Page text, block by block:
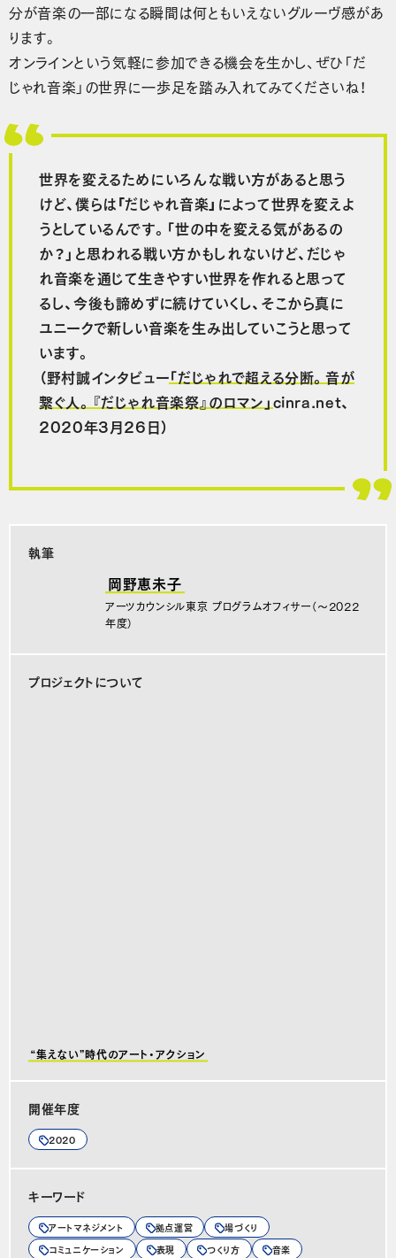
分が音楽の一部になる瞬間は何ともいえないグルーヴ感があ
ります。
オンラインという気軽に参加できる機会を生かし、ぜひ「だ
じゃれ音楽」の世界に一歩足を踏み入れてみてくださいね！
世界を変えるためにいろんな戦い方があると思う
けど、僕らは「だじゃれ音楽」によって世界を変えよ
うとしているんです。「世の中を変える気があるの
か？」と思われる戦い方かもしれないけど、だじゃ
れ音楽を通じて生きやすい世界を作れると思って
るし、今後も諦めずに続けていくし、そこから真に
ユニークで新しい音楽を生み出していこうと思って
います。
（野村誠インタビュー「だじゃれで超える分断。音が
繋ぐ人。『だじゃれ音楽祭』のロマン」cinra.net、
2020年3月26日）
執筆
岡野恵未子
アーツカウンシル東京 プログラムオフィサー（〜2022
年度）
プロジェクトについて
“集えない”時代のアート・アクション
開催年度
2020
キーワード
アートマネジメント 拠点運営
場づくり
コミュニケーション
表現 つくり方 音楽